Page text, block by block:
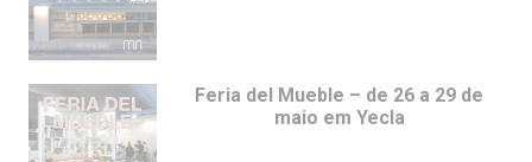
Feria del Mueble – de 26 a 29 de
maio em Yecla